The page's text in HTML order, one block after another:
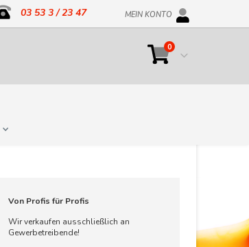
03 53 3 / 23 47 MEIN KONTO
Cart
0Artikel
Von Profis für Profis
Wir verkaufen ausschließlich an
Gewerbetreibende!